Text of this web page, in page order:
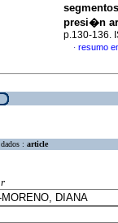
presi�n
p.130-136.
· resumo
: article